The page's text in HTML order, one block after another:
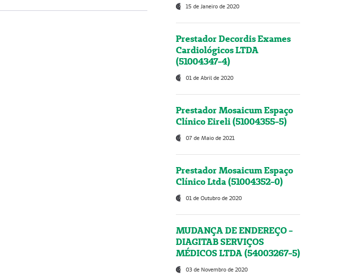
15 de Janeiro de 2020
Prestador Decordis Exames
Cardiológicos LTDA
(51004347-4)
01 de Abril de 2020
Prestador Mosaicum Espaço
Clínico Eireli (51004355-5)
07 de Maio de 2021
Prestador Mosaicum Espaço
Clínico Ltda (51004352-0)
01 de Outubro de 2020
MUDANÇA DE ENDEREÇO -
DIAGITAB SERVIÇOS
MÉDICOS LTDA (54003267-5)
03 de Novembro de 2020